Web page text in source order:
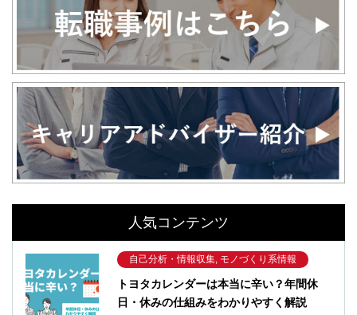
人気コンテンツ
自己分析・情報収集, モノづくり系情報
トヨタカレンダーは本当に辛い？年間休
日・休みの仕組みをわかりやすく解説